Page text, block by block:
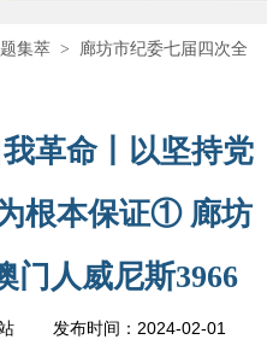
集萃 > 廊坊市纪委七届四次全
革命丨以坚持党
根本保证① 廊坊
门人威尼斯3966
发布时间： 2024-02-01